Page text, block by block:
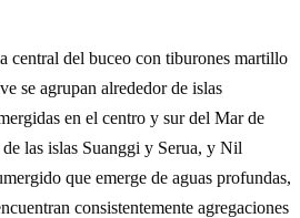
central del buceo con tiburones martillo
se agrupan alrededor de islas
en el centro y sur del Mar de
las islas Suanggi y Serua, y Nil
que emerge de aguas profundas,
consistentemente agregaciones